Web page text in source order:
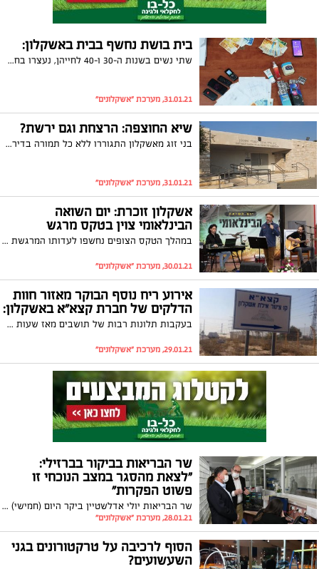
בית בושת נחשף בבית באשקלון:
שתי נשים בשנות ה-30 ו-40 לחייהן, נעצרו בחשד כי הפעילו בית בושת בבית באזור המרינה באשקלון. מהמשטרה נמסר: "מדובר בהפרעה ופגיעה בשגרת חיי התושבים המתגוררים ברחוב בכלל ובבניין בפרט"
31.01.21, מערכת "אשקלונים"
שיא החוצפה: הרצחת וגם ירשת?
בני זוג מאשקלון התגוררו ללא כל תמורה בדירה של הורי האישה. כשהחלו בהליך גירושין, איים הבעל לתבוע חצי משווי אותה דירה. לאחר שהגיעו ההורים ההמומים לעו"ד שרון קולסקי, הוא נותר בלא כלום
31.01.21, מערכת "אשקלונים"
אשקלון זוכרת: יום השואה
הבינלאומי צוין בטקס מרגש
במהלך הטקס הצופים נחשפו לעדותו המרגשת והעוצמתית של שורד השואה, שאול שפילמן: ״כל יום שעבר באושוויץ ונשארת בחיים והצלחת לשרוד היה מעשה של גבורה״
30.01.21, מערכת "אשקלונים"
אירוע ריח נוסף הבוקר מאזור חוות
הדלקים של חברת קצא"א באשקלון:
בעקבות תלונות רבות של תושבים מאז שעות הבוקר (שישי), בגין ריח גז חריף, התבצעה בדיקה של איגוד ערים לאיכות הסביבה. הבדיקה מצאה כי שוב יש דליפת ריח מקצא"א
29.01.21, מערכת "אשקלונים"
שר הבריאות בביקור בברזילי:
"לצאת מהסגר במצב הנוכחי זו
פשוט הפקרות"
שר הבריאות יולי אדלשטיין ביקר היום (חמישי) במחלקת הקורונה של המרכז הרפואי ברזילי והתרשם מפעילותם של אנשי הצוות: "ראינו את הצוותים המסורים שעובדים כמעט שנה ללא הפסקה"
28.01.21, מערכת "אשקלונים"
הסוף לרכיבה על טרקטורונים בגני
השעשועים?